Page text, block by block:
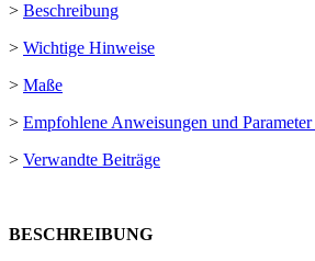
> Beschreibung
> Wichtige Hinweise
> Maße
> Empfohlene Anweisungen und
> Verwandte Beiträge
BESCHREIBUNG